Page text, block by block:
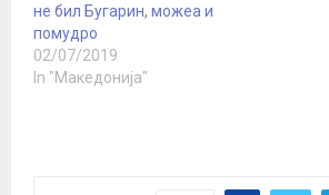
не бил Бугарин, можеа и
помудро
02/07/2019
In "Македонија"